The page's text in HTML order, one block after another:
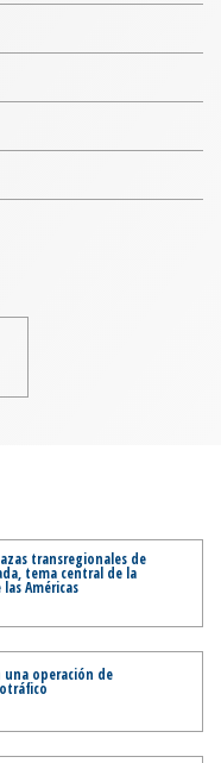
transregionales de
tema central de la
Américas
una operación de